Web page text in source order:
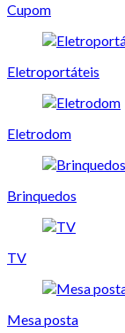
Cupom
Eletroportáteis
Eletrodom
Brinquedos
TV
Mesa posta